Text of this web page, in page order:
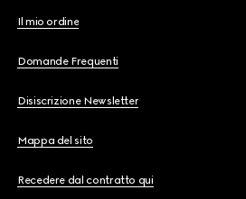
Il mio ordine
Domande Frequenti
Disiscrizione Newsletter
Mappa del sito
Recedere dal contratto qui